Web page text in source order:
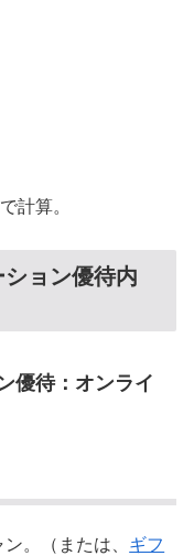
計算。
ョン優待内
優待：オンライ
。（または、 ギフ